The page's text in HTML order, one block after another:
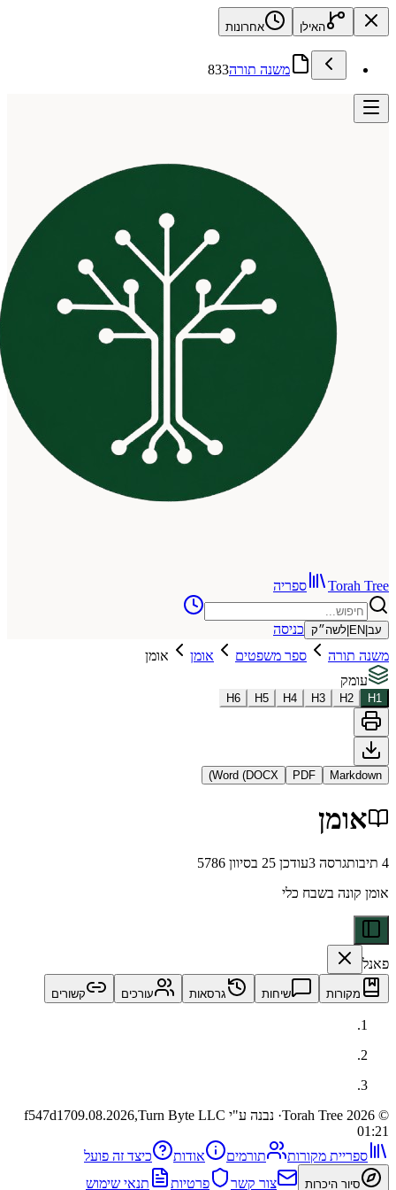
האילן אחרונות
משנה תורה833
ספריה
כניסה
ספר משפטים אומן
אומן
H3
H4
H5
H6
PDF
Word (DOCX)
3עודכן 25 בסיוון 5786
בשבח כלי
שיחות גרסאות עורכים קשורים
· נבנה ע"י Turn Byte LLC f547d1709.08.2026,
מקורות תורמים אודות כיצד זה פועל
היכרות צור קשר פרטיות תנאי שימוש